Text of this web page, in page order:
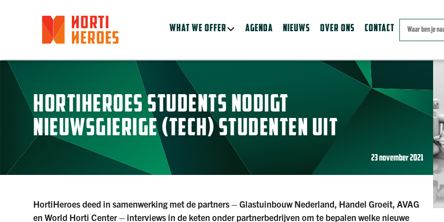
WHAT WE OFFER AGENDA NIEUWS OVER ONS CONTACT
HORTIHEROES STUDENTS NODIGT
NIEUWSGIERIGE (TECH) STUDENTEN UIT
23 november 2021
HortiHeroes deed in samenwerking met de partners – Glastuinbouw Nederland, Handel Groeit, AVAG
en World Horti Center – interviews in de keten onder partnerbedrijven om te bepalen welke nieuwe